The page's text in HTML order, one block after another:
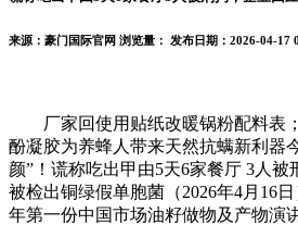
来源：豪门国际官网 浏览量： 发布日期：2026-04-17
厂家回使用贴纸改暖锅粉配料表；
酚凝胶为养蜂人带来天然抗螨新利器
颜”！谎称吃出甲由5天6家餐厅 3人被
被检出铜绿假单胞菌（2026年4月16
年第一份中国市场油籽做物及产物演